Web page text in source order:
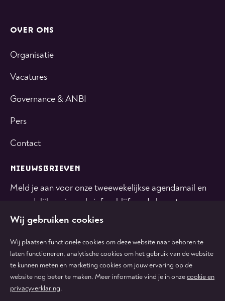
OVER ONS
Organisatie
Vacatures
Governance & ANBI
Pers
Contact
NIEUWSBRIEVEN
Meld je aan voor onze tweewekelijkse agendamail en
maandelijkse nieuwsbrief en blijf op de hoogte.
Volg
ons
op
Volg
ons
op
Volg
ons
Volg
ons
Volg
ons
Wij gebruiken cookies
Wij plaatsen functionele cookies om deze website naar behoren te
laten functioneren, analytische cookies om het gebruik van de website
te kunnen meten en marketing cookies om jouw ervaring op de
website nog beter te maken. Meer informatie vind je in onzecookie en
privacyverklaring.